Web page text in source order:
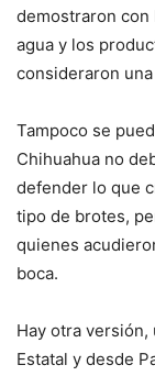
demostraron con
agua y los
consideraron
Tampoco se
Chihuahua no
defender lo que
tipo de brotes,
quienes
boca.
Hay otra versión,
Estatal y desde